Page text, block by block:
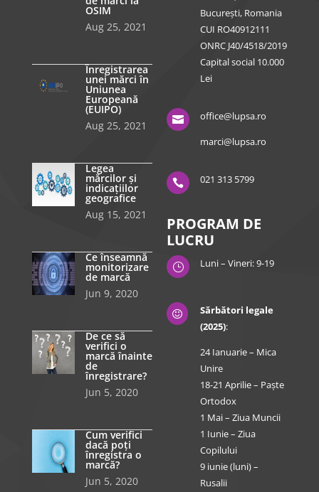
OSIM
Aug 25, 2021
Înregistrarea
unei mărci în
Uniunea
Europeană
(EUIPO)
Aug 25, 2021
Legea
mărcilor și
indicațiilor
geografice
Aug 15, 2021
Ce înseamnă
monitorizare
de marcă
Jun 9, 2020
De ce să
verifici o
marcă înainte
de
înregistrare?
Jun 5, 2020
Cum verifici
dacă poți
înregistra o
marcă?
Jun 5, 2020
București, Romania
CUI RO40912111
ONRC J40/4518/2019
Capital social 10.000
Lei

office@lupsa.ro
marci@lupsa.ro
 021 313 5799
PROGRAM DE
LUCRU
} Luni – Vineri: 9-19

Sărbători legale
(2025):
24 Ianuarie – Mica
Unire
18-21 Aprilie – Paște
Ortodox
1 Mai – Ziua Muncii
1 Iunie – Ziua
Copilului
9 iunie (luni) –
Rusalii